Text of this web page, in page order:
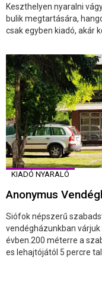
Keszthelyen nyaralni
bulik megtartására,
csak egyben kiadó, akár
KIADÓ NYARALÓ
Anonymus
Siófok népszerű
vendégházunkban
évben.200 méterre a
es lehajtójától 5 percre